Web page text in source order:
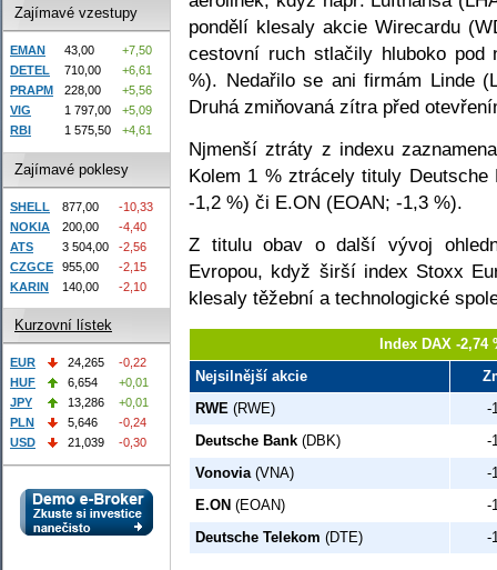
pondělí klesaly akcie Wirecardu
cestovní ruch stlačily hluboko pod
%). Nedařilo se ani firmám Linde
Druhá zmiňovaná zítra před
Njmenší ztráty z indexu
Kolem 1 % ztrácely tituly
-1,2 %) či E.ON (EOAN; -1,3 %).
Z titulu obav o další vývoj
Evropou, když širší index Stoxx
klesaly těžební a technologické
Index DAX -2,74
Nejsilnější akcie
RWE (RWE)
-
Deutsche Bank (DBK)
-
Vonovia (VNA)
-
E.ON (EOAN)
-
Deutsche Telekom (DTE) -
Zajímavé vzestupy
EMAN 43,00
+7,50
DETEL
710,00
+6,61
PRAPM
228,00
+5,56
VIG
1 797,00
+5,09
RBI
1 575,50 +4,61
Zajímavé poklesy
SHELL 877,00
-10,33
NOKIA
200,00
-4,40
ATS
3 504,00
-2,56
CZGCE
955,00
-2,15
KARIN
140,00 -2,10
Kurzovní lístek
EUR 24,265
-0,22
HUF
6,654
+0,01
JPY
13,286
+0,01
PLN
5,646
-0,24
USD
21,039 -0,30